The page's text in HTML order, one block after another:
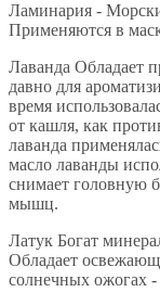
Ламинария -
Применяются в
Лаванда Обладает
давно для
время
от кашля, как
лаванда
масло лаванды
снимает головную
мышц.
Латук Богат
Обладает
солнечных ожогах -